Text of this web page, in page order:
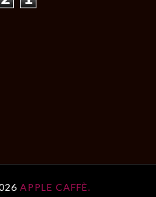
APPLE CAFFÈ.